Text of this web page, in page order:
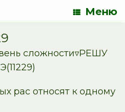
Меню
сложности▿РЕШУ
рас относят к одному